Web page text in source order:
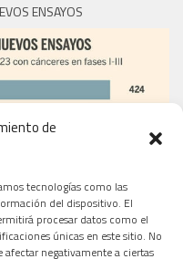
de
tecnologías como las
del dispositivo. El
procesar datos como el
únicas en este sitio. No
negativamente a ciertas
ENSAYOS